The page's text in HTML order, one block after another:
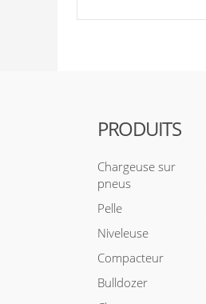
PRODUITS
Chargeuse sur
pneus
Pelle
Niveleuse
Compacteur
Bulldozer